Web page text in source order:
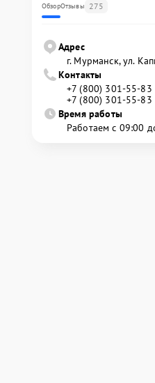
ОбзорОтзывы 275
Адрес
г. Мурманск, ул.
Контакты
+7 (800) 301-55-83
+7 (800) 301-55-83
Время работы
Работаем с 09:00